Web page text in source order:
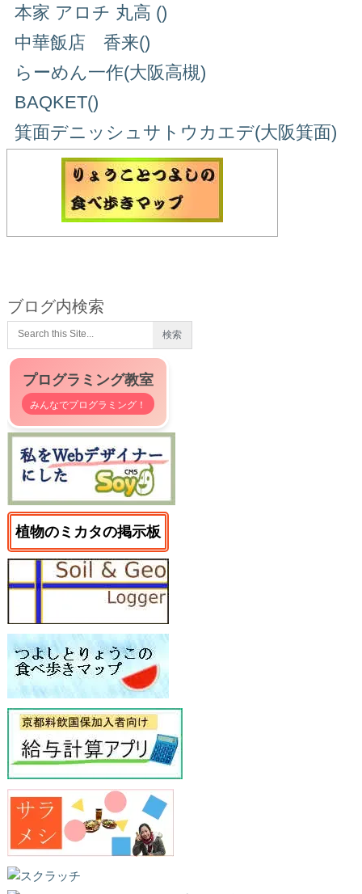
本家 アロチ 丸高 ()
中華飯店 香来()
らーめん一作(大阪高槻)
BAQKET()
箕面デニッシュサトウカエデ(大阪箕面)
ブログ内検索
プログラミング教室
みんなでプログラミング！
植物のミカタの掲示板